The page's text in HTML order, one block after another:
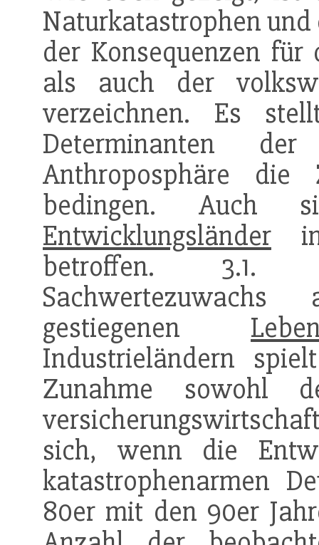
Naturkatastrophen
der Konsequenzen für
als auch der
verzeichnen. Es
Determinanten
Anthroposphäre die
bedingen. Auch
Entwicklungsländer
betroffen. 3.1.
gestiegenen
Industrieländern
Zunahme sowohl
sich, wenn die
katastrophenarmen
80er mit den 90er